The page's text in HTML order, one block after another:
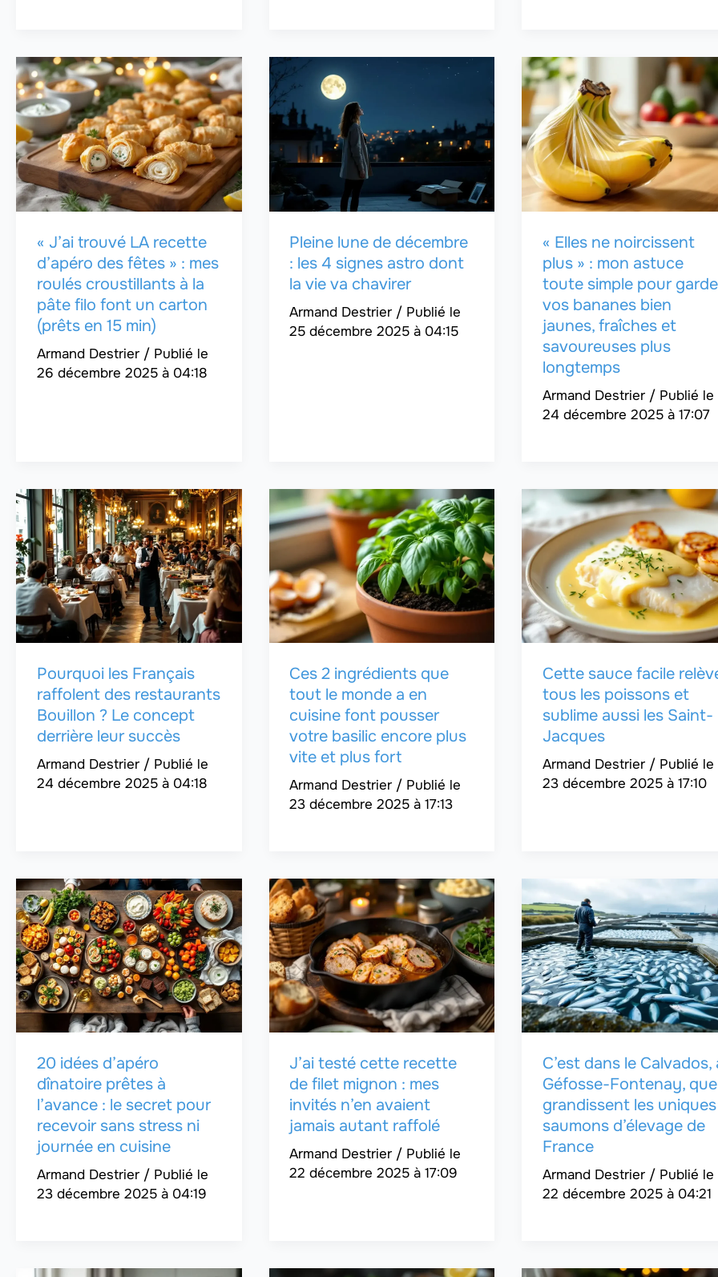
« J’ai trouvé LA recette
d’apéro des fêtes » : mes
roulés croustillants à la
pâte filo font un carton
(prêts en 15 min)
Armand Destrier /
26 décembre 2025 à 04:18
Pleine lune de décembre
: les 4 signes astro dont
la vie va chavirer
Armand Destrier /
25 décembre 2025 à 04:15
« Elles ne noircissent
plus » : mon astuce
toute simple pour
vos bananes bien
jaunes, fraîches et
savoureuses plus
longtemps
Armand Destrier /
24 décembre 2025 à 17:07
Pourquoi les Français
raffolent des restaurants
Bouillon ? Le concept
derrière leur succès
Armand Destrier /
24 décembre 2025 à 04:18
Ces 2 ingrédients que
tout le monde a en
cuisine font pousser
votre basilic encore plus
vite et plus fort
Armand Destrier /
23 décembre 2025 à 17:13
Cette sauce facile
tous les poissons et
sublime aussi les Saint-
Jacques
Armand Destrier /
23 décembre 2025 à 17:10
20 idées d’apéro
dînatoire prêtes à
l’avance : le secret pour
recevoir sans stress ni
journée en cuisine
Armand Destrier /
23 décembre 2025 à 04:19
J’ai testé cette recette
de filet mignon : mes
invités n’en avaient
jamais autant raffolé
Armand Destrier /
22 décembre 2025 à 17:09
C’est dans le Calvados,
Géfosse-Fontenay, que
grandissent les uniques
saumons d’élevage de
France
Armand Destrier /
22 décembre 2025 à 04:21